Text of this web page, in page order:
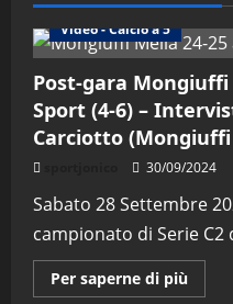
Video - Calcio a 5
Post-gara
Sport (4-6) –
Carciotto
30/09/2024
Sabato 28 Settembre
campionato di Serie C2
Per saperne di più